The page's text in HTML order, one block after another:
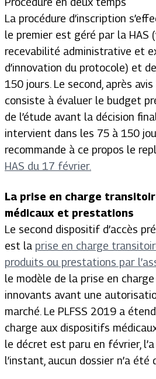
La procédure d’inscription
le premier est géré par la HAS
recevabilité administrative et
d’innovation du protocole) et
150 jours. Le second, après
consiste à évaluer le budget
de l’étude avant la décision
intervient dans les 75 à 150
recommande à ce propos le
HAS du 17 février.
La prise en charge
médicaux et prestations
Le second dispositif d’accès
est la prise en charge
produits ou prestations par
le modèle de la prise en
innovants avant une
marché. Le PLFSS 2019 a
charge aux dispositifs
le décret est paru en février,
l’instant, aucun dossier n’a été